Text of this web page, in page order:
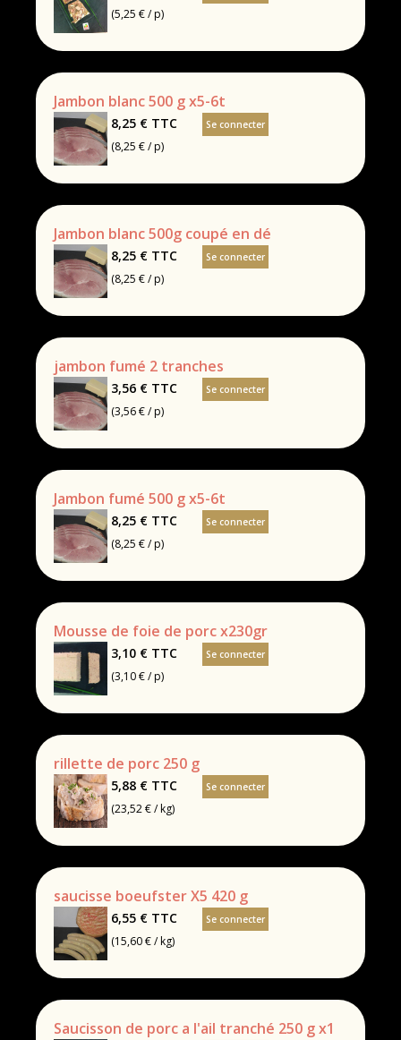
(5,25 € / p)
Jambon blanc 500 g x5-6t
8,25 € TTC
(8,25 € / p)
Se connecter
Jambon blanc 500g coupé en dé
8,25 € TTC
(8,25 € / p)
Se connecter
jambon fumé 2 tranches
3,56 € TTC
(3,56 € / p)
Se connecter
Jambon fumé 500 g x5-6t
8,25 € TTC
(8,25 € / p)
Se connecter
Mousse de foie de porc x230gr
3,10 € TTC
(3,10 € / p)
Se connecter
rillette de porc 250 g
5,88 € TTC
(23,52 € / kg)
Se connecter
saucisse boeufster X5 420 g
6,55 € TTC
(15,60 € / kg)
Se connecter
Saucisson de porc a l'ail tranché 250 g x1